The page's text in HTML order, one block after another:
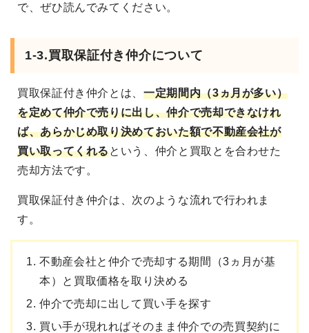
で、ぜひ読んでみてください。
1-3.買取保証付き仲介について
買取保証付き仲介 とは、一定期間内（3ヵ月が多い）
を定めて仲介で売りに出し、仲介で売却できなけれ
ば、あらかじめ取り決めておいた額で不動産会社が
買い取ってくれるという、仲介と買取とを合わせた
売却方法です。
買取保証付き仲介は、次のような流れで行われま
す。
不動産会社と仲介で売却する期間（3ヵ月が基
本）と買取価格を取り決める
仲介で売却に出して買い手を探す
買い手が現れればそのまま仲介での売買契約に